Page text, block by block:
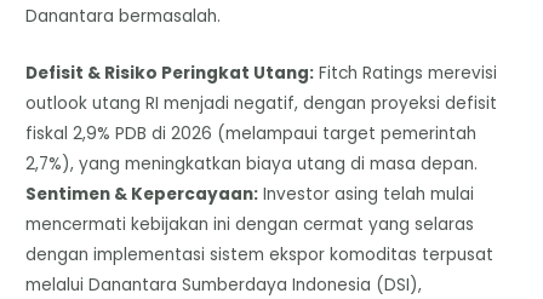
Danantara bermasalah.
Defisit & Risiko Peringkat Utang: Fitch Ratings merevisi
outlook utang RI menjadi negatif, dengan proyeksi defisit
fiskal 2,9% PDB di 2026 (melampaui target pemerintah
2,7%), yang meningkatkan biaya utang di masa depan.
Sentimen & Kepercayaan: Investor asing telah mulai
mencermati kebijakan ini dengan cermat yang selaras
dengan implementasi sistem ekspor komoditas terpusat
melalui Danantara Sumberdaya Indonesia (DSI),